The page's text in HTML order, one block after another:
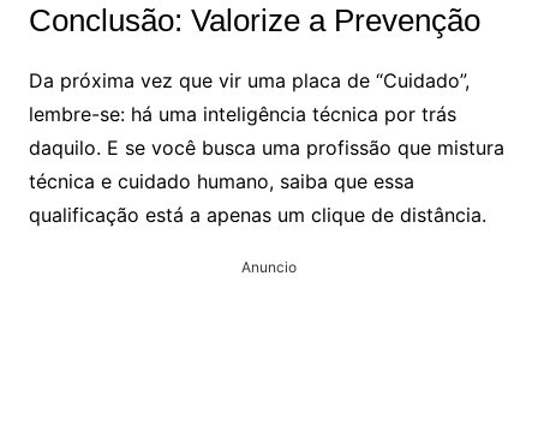
Conclusão: Valorize a Prevenção
Da próxima vez que vir uma placa de “Cuidado”,
lembre-se: há uma inteligência técnica por trás
daquilo. E se você busca uma profissão que mistura
técnica e cuidado humano, saiba que essa
qualificação está a apenas um clique de distância.
Anuncio